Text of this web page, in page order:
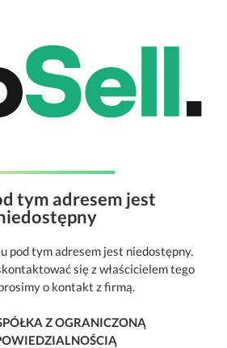
tym adresem jest
pod tym adresem jest niedostępny.
się z właścicielem tego
o kontakt z firmą.
Z OGRANICZONĄ